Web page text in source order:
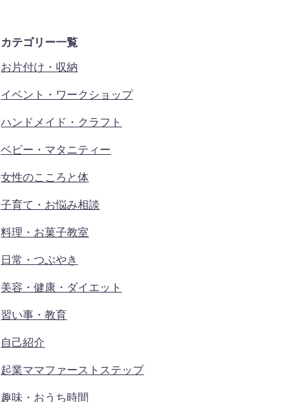
カテゴリー一覧
お片付け・収納
イベント・ワークショップ
ハンドメイド・クラフト
ベビー・マタニティー
女性のこころと体
子育て・お悩み相談
料理・お菓子教室
日常・つぶやき
美容・健康・ダイエット
習い事・教育
自己紹介
起業ママファーストステップ
趣味・おうち時間